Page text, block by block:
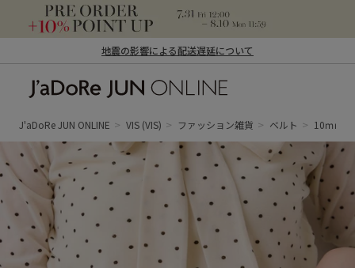
地震の影響による配送遅延について
ン オンライン）
J'aDoRe JUN ONLINE VIS (VIS) ファッション雑貨 ベルト 10ｍｍ